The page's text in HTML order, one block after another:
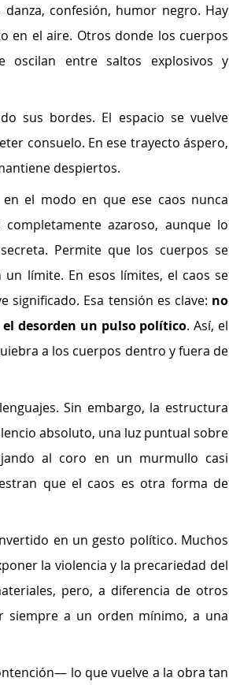
confesión, humor negro. Hay
en el aire. Otros donde los cuerpos
oscilan entre saltos explosivos y
sus bordes. El espacio se vuelve
consuelo. En ese trayecto áspero,
despiertos.
el modo en que ese caos nunca
azaroso, aunque lo
Permite que los cuerpos se
límite. En esos límites, el caos se
significado. Esa tensión es clave: no
desorden un pulso político. Así, el
a los cuerpos dentro y fuera de
Sin embargo, la estructura
absoluto, una luz puntual sobre
al coro en un murmullo casi
que el caos es otra forma de
en un gesto político. Muchos
la violencia y la precariedad del
pero, a diferencia de otros
siempre a un orden mínimo, a una
lo que vuelve a la obra tan